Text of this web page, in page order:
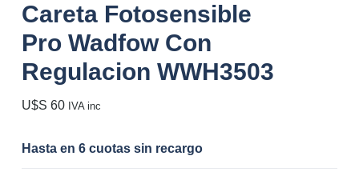
Careta Fotosensible
Pro Wadfow Con
Regulacion WWH3503
U$S 60 IVA inc
Hasta en 6 cuotas sin recargo